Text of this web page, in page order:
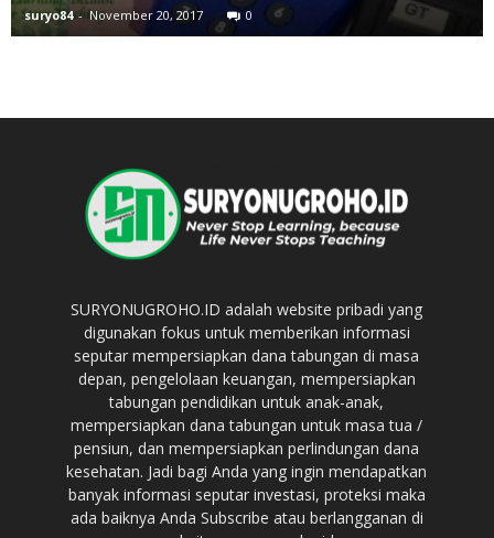
suryo84 - November 20, 2017 0
SURYONUGROHO.ID adalah website pribadi yang
digunakan fokus untuk memberikan informasi
seputar mempersiapkan dana tabungan di masa
depan, pengelolaan keuangan, mempersiapkan
tabungan pendidikan untuk anak-anak,
mempersiapkan dana tabungan untuk masa tua /
pensiun, dan mempersiapkan perlindungan dana
kesehatan. Jadi bagi Anda yang ingin mendapatkan
banyak informasi seputar investasi, proteksi maka
ada baiknya Anda Subscribe atau berlangganan di